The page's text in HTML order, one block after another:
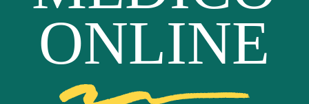
ONLINE